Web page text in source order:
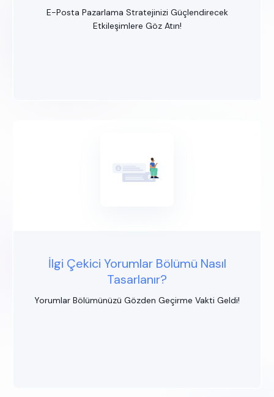
E-Posta Pazarlama Stratejinizi Güçlendirecek
Etkileşimlere Göz Atın!
İlgi Çekici Yorumlar Bölümü Nasıl
Tasarlanır?
Yorumlar Bölümünüzü Gözden Geçirme Vakti Geldi!